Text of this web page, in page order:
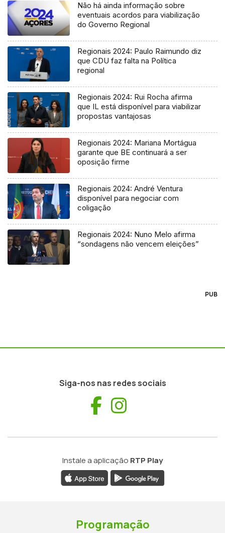
Não há ainda informação sobre
eventuais acordos para viabilização
do Governo Regional
Regionais 2024: Paulo Raimundo diz
que CDU faz falta na Política
regional
Regionais 2024: Rui Rocha afirma
que IL está disponível para viabilizar
propostas vantajosas
Regionais 2024: Mariana Mortágua
garante que BE continuará a ser
oposição firme
Regionais 2024: André Ventura
disponível para negociar com
coligação
Regionais 2024: Nuno Melo afirma
“sondagens não vencem eleições”
PUB
Siga-nos nas redes sociais
Facebook
Instale a aplicação RTP Play
Programação